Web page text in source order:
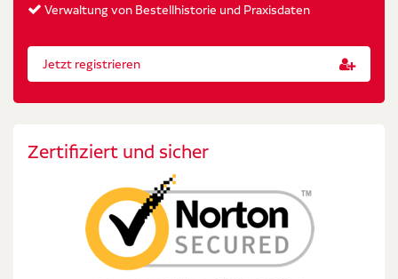
Verwaltung von Bestellhistorie und Praxisdaten
Jetzt registrieren
Zertifiziert und sicher